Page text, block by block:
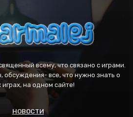
НОВОСТИ
всему, что связано с играми.
обсуждения- все, что нужно знать о
на одном сайте!